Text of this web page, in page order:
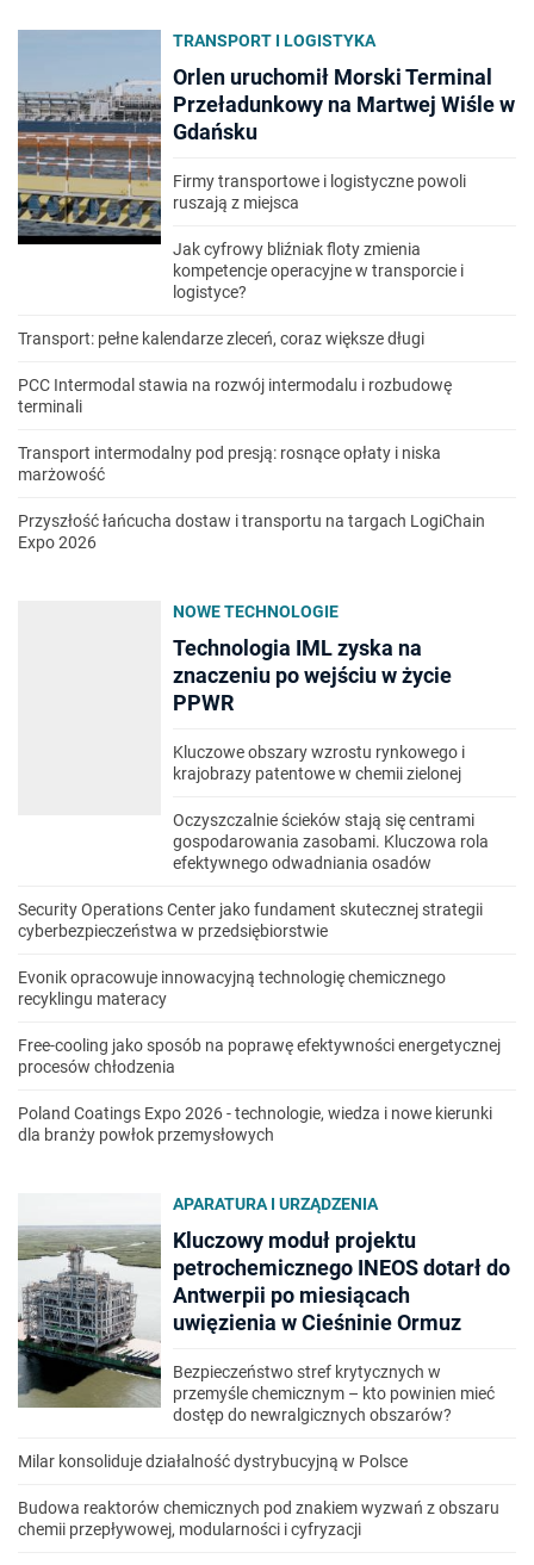
TRANSPORT I LOGISTYKA
Orlen uruchomił Morski Terminal
Przeładunkowy na Martwej Wiśle w
Gdańsku
Firmy transportowe i logistyczne powoli
ruszają z miejsca
Jak cyfrowy bliźniak floty zmienia
kompetencje operacyjne w transporcie i
logistyce?
Transport: pełne kalendarze zleceń, coraz większe długi
PCC Intermodal stawia na rozwój intermodalu i rozbudowę
terminali
Transport intermodalny pod presją: rosnące opłaty i niska
marżowość
Przyszłość łańcucha dostaw i transportu na targach LogiChain
Expo 2026
NOWE TECHNOLOGIE
Technologia IML zyska na
znaczeniu po wejściu w życie
PPWR
Kluczowe obszary wzrostu rynkowego i
krajobrazy patentowe w chemii zielonej
Oczyszczalnie ścieków stają się centrami
gospodarowania zasobami. Kluczowa rola
efektywnego odwadniania osadów
Security Operations Center jako fundament skutecznej strategii
cyberbezpieczeństwa w przedsiębiorstwie
Evonik opracowuje innowacyjną technologię chemicznego
recyklingu materacy
Free-cooling jako sposób na poprawę efektywności energetycznej
procesów chłodzenia
Poland Coatings Expo 2026 - technologie, wiedza i nowe kierunki
dla branży powłok przemysłowych
APARATURA I URZĄDZENIA
Kluczowy moduł projektu
petrochemicznego INEOS dotarł do
Antwerpii po miesiącach
uwięzienia w Cieśninie Ormuz
Bezpieczeństwo stref krytycznych w
przemyśle chemicznym – kto powinien mieć
dostęp do newralgicznych obszarów?
Milar konsoliduje działalność dystrybucyjną w Polsce
Budowa reaktorów chemicznych pod znakiem wyzwań z obszaru
chemii przepływowej, modularności i cyfryzacji